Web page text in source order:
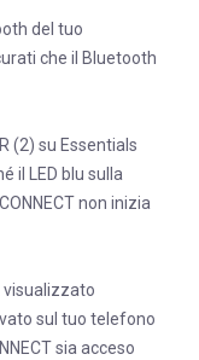
del tuo
che il Bluetooth
(2) su Essentials
il LED blu sulla
non inizia
visualizzato
sul tuo telefono
sia acceso